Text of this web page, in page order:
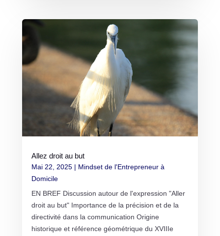
Allez droit au but
Mai 22, 2025| Mindset de l'Entrepreneur à
Domicile
EN BREF Discussion autour de l'expression "Aller
droit au but" Importance de la précision et de la
directivité dans la communication Origine
historique et référence géométrique du XVIIIe